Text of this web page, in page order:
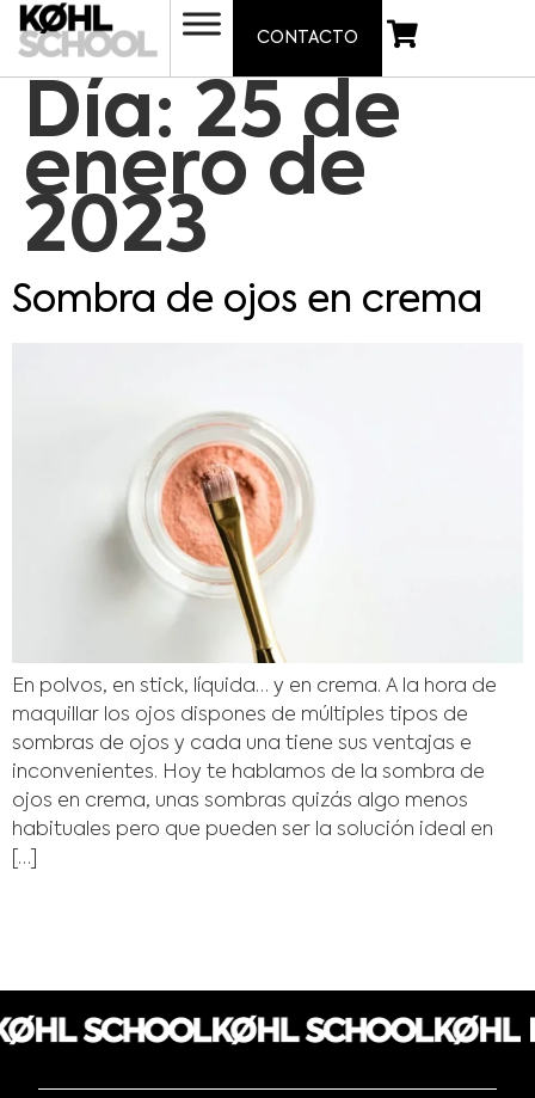
CONTACTO
Día: 25 de
enero de
2023
Sombra de ojos en crema
En polvos, en stick, líquida… y en crema. A la hora de
maquillar los ojos dispones de múltiples tipos de
sombras de ojos y cada una tiene sus ventajas e
inconvenientes. Hoy te hablamos de la sombra de
ojos en crema, unas sombras quizás algo menos
habituales pero que pueden ser la solución ideal en
[…]